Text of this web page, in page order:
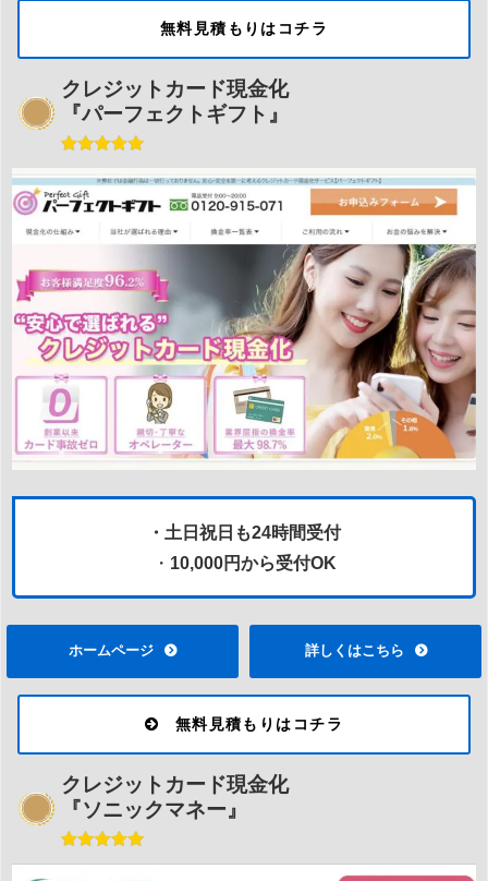
無料見積もりはコチラ
クレジットカード現金化
『パーフェクトギフト』
・土日祝日も24時間受付
・ 10,000円から受付OK
ホームページ 詳しくはこちら
無料見積もりはコチラ
クレジットカード現金化
『ソニックマネー』